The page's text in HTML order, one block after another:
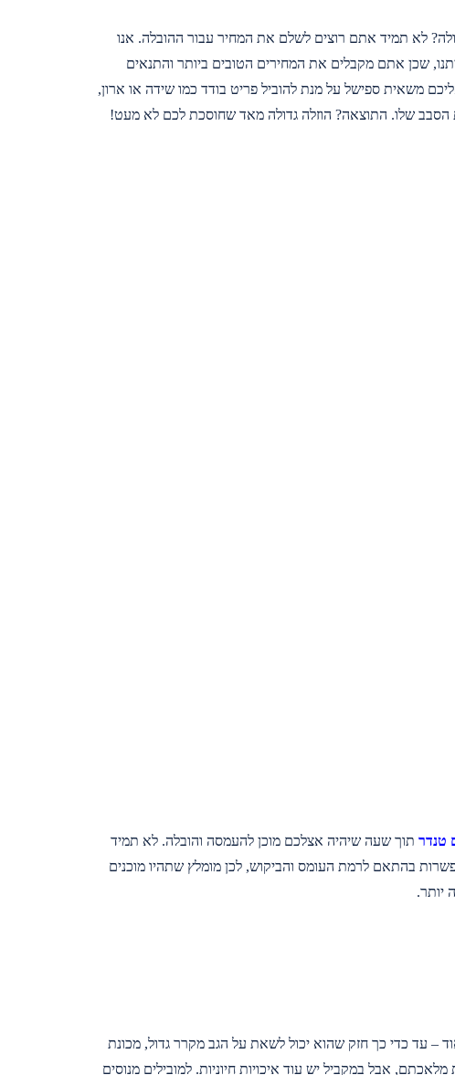
לא תמיד אתם רוצים לשלם את המחיר עבור ההובלה. אנו
שכן אתם מקבלים את המחירים הטובים ביותר והתנאים
משאית ספישל על מנת להוביל פריט בודד כמו שידה או ארון,
הסבב שלו. התוצאה? הוזלה גדולה מאד שחוסכת לכם לא מעט!
טנדרתוך שעה שיהיה אצלכם מוכן להעמסה והובלה. לא תמיד
בהתאם לרמת העומס והביקוש, לכן מומלץ שתהיו מוכנים
יותר.
– עד כדי כך חזק שהוא יכול לשאת על הגב מקרר גדול, מכונת
מלאכתם, אבל במקביל יש עוד איכויות חיוניות. למובילים מנוסים